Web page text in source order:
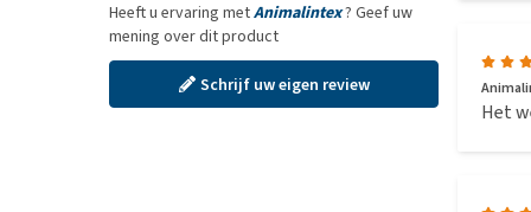
Heeft u ervaring metAnimalintex? Geef uw
mening over dit product
Schrijf uw eigen review
Het